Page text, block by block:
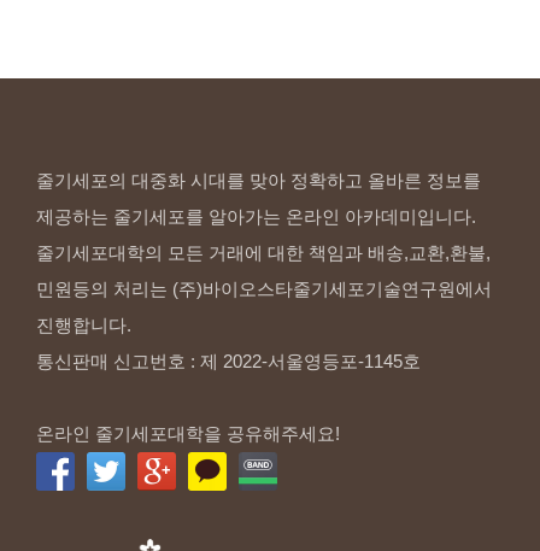
줄기세포의 대중화 시대를 맞아 정확하고 올바른 정보를
제공하는 줄기세포를 알아가는 온라인 아카데미입니다.
줄기세포대학의 모든 거래에 대한 책임과 배송,교환,환불,
민원등의 처리는 (주)바이오스타줄기세포기술연구원에서
진행합니다.
통신판매 신고번호 : 제 2022-서울영등포-1145호
온라인 줄기세포대학을 공유해주세요!